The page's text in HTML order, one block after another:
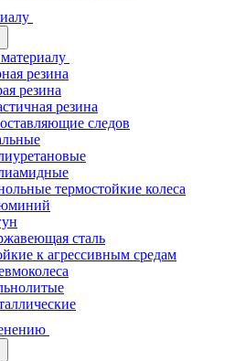
резина
резина
резина
следов
термостойкие колеса
сталь
к агрессивным средам